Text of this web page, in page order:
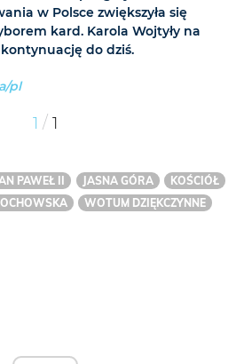
w Polsce zwiększyła się
kard. Karola Wojtyły na
do dziś.
pl
1 / 1
PAWEŁ II JASNA GÓRA
KOŚCIÓŁ
WOTUM DZIĘKCZYNNE